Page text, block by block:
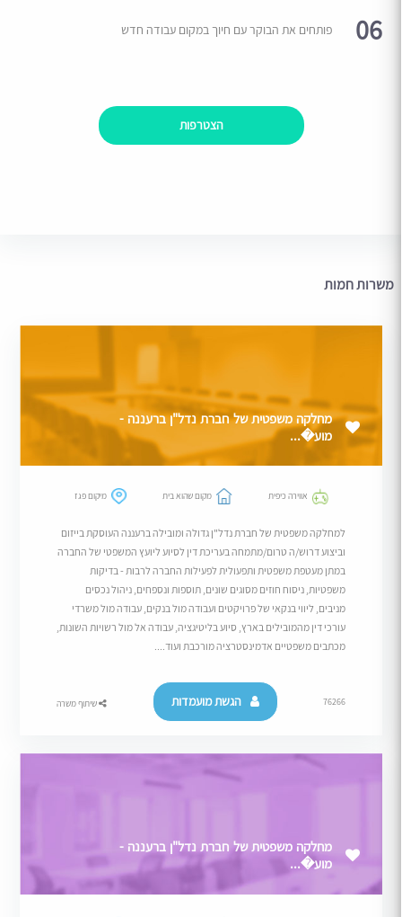
06 פותחים את הבוקר עם חיוך במקום עבודה חדש
הצטרפות
משרות חמות
מחלקה משפטית של חברת נדל"ן ברעננה -
מוע�...
אווירה כיפית מקום שהוא בית מיקום פגז
למחלקה משפטית של חברת נדל"ן גדולה ומובילה ברעננה העוסקת בייזום
וביצוע דרוש/ה טרום/מתמחה בעריכת דין לסיוע ליועץ המשפטי של החברה
במתן מעטפת משפטית ותפעולית לפעילות החברה לרבות - בדיקות
משפטיות, ניסוח חוזים מסוגים שונים, תוספות ונספחים, ניהול נכסים
מניבים, ליווי בנקאי של פרויקטים ועבודה מול בנקים, עבודה מול משרדי
עורכי דין מהמובילים בארץ, סיוע בליטיגציה, עבודה אל מול רשויות השונות,
מכתבים משפטיים אדמינסטרציה מורכבת ועוד....
76266 הגשת מועמדות שיתוף משרה
מחלקה משפטית של חברת נדל"ן ברעננה -
מוע�...